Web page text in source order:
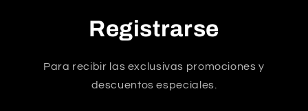
Registrarse
Para recibir las exclusivas promociones y
descuentos especiales.